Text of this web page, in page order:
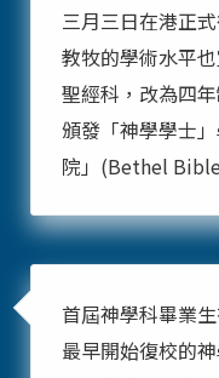
三月三日在港正
教牧的學術水平
聖經科，改為四
頒發「神學學士
院」(Bethel
首屆神學科畢業
最早開始復校的